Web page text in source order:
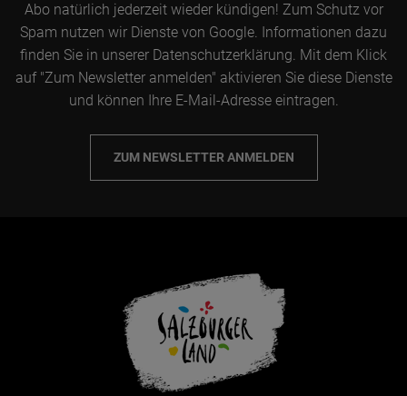
Abo natürlich jederzeit wieder kündigen! Zum Schutz vor
Spam nutzen wir Dienste von Google. Informationen dazu
finden Sie in unserer Datenschutzerklärung. Mit dem Klick
auf "Zum Newsletter anmelden" aktivieren Sie diese Dienste
und können Ihre E-Mail-Adresse eintragen.
ZUM NEWSLETTER ANMELDEN